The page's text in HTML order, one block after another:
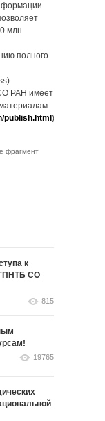
млн
полного
РАН имеет
publish.html ).
фрагмент
к
СО
815
19765